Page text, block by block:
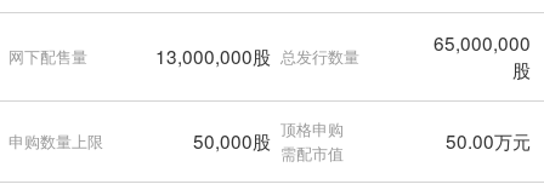
网下配售量 13,000,000股 总发行数量
65,000,000
股
申购数量上限 50,000股 顶格申购
需配市值
50.00万元